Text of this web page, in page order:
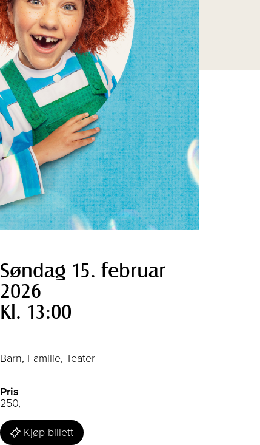
Søndag 15. februar
2026
Kl. 13:00
Barn, Familie, Teater
Pris
250,-
Kjøp billett